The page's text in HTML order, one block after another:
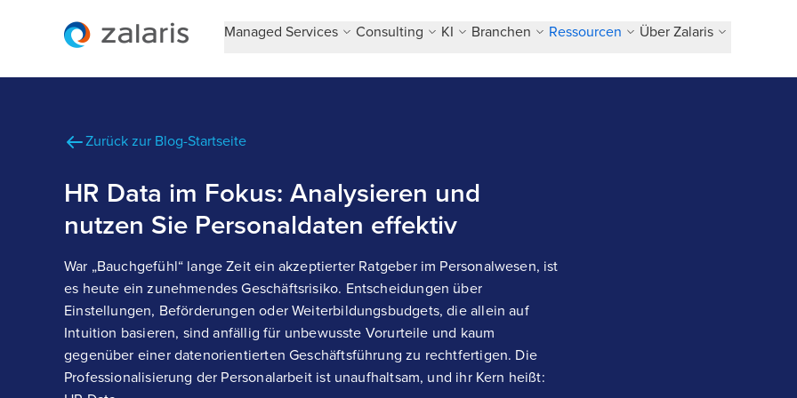
Managed Services Consulting KI Branchen Ressourcen Über Zalaris
Zurück zur Blog-Startseite
HR Data im Fokus: Analysieren und
nutzen Sie Personaldaten effektiv
War „Bauchgefühl“ lange Zeit ein akzeptierter Ratgeber im Personalwesen, ist
es heute ein zunehmendes Geschäftsrisiko. Entscheidungen über
Einstellungen, Beförderungen oder Weiterbildungsbudgets, die allein auf
Intuition basieren, sind anfällig für unbewusste Vorurteile und kaum
gegenüber einer datenorientierten Geschäftsführung zu rechtfertigen. Die
Professionalisierung der Personalarbeit ist unaufhaltsam, und ihr Kern heißt: